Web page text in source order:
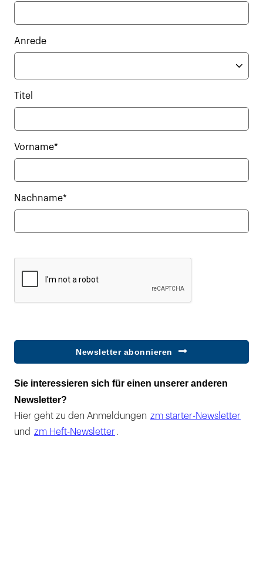
Anrede
Titel
Vorname*
Nachname*
Newsletter abonnieren
Sie interessieren sich für einen unserer anderen
Newsletter?
Hier geht zu den Anmeldungen zm starter-Newsletter
und zm Heft-Newsletter .